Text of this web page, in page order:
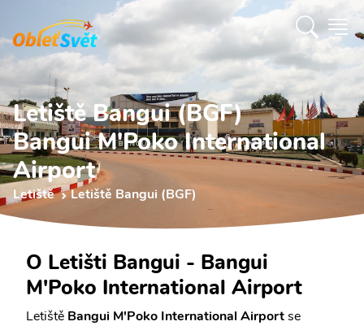
Letiště Bangui (BGF)
Bangui M'Poko International
Airport
Letiště Letiště Bangui (BGF)
O Letišti Bangui - Bangui
M'Poko International Airport
Letiště Bangui M'Poko International Airportse